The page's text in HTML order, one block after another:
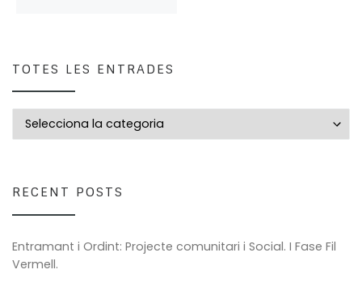
TOTES LES ENTRADES
RECENT POSTS
Entramant i Ordint: Projecte comunitari i Social. I Fase Fil
Vermell.